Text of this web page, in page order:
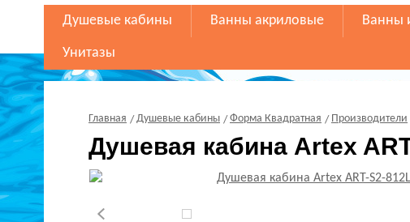
Душевые кабины Ванны акриловые Ванны
Унитазы
Главная Душевые кабины Форма Квадратная Производители
Душевая кабина Artex